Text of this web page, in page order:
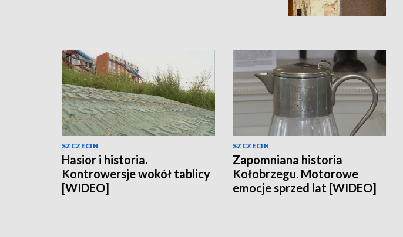
SZCZECIN
Hasior i historia.
Kontrowersje wokół tablicy
[WIDEO]
SZCZECIN
Zapomniana historia
Kołobrzegu. Motorowe
emocje sprzed lat [WIDEO]